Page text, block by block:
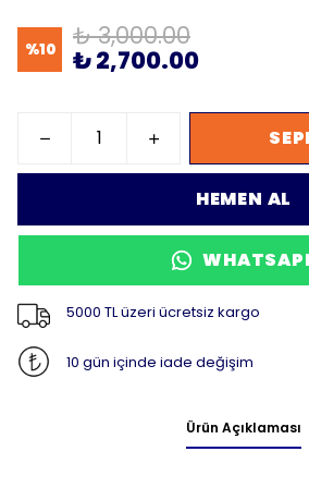
%10 ₺ 3,000.00
₺ 2,700.00
HEMEN AL
5000 TL üzeri ücretsiz kargo
10 gün içinde iade değişim
Ürün Açıklaması